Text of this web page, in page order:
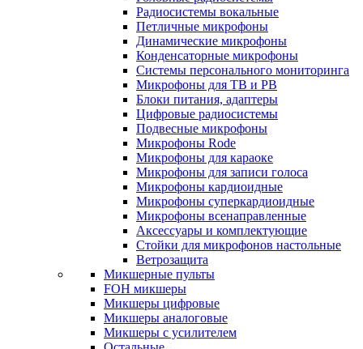
Радиосистемы вокальные
Петличные микрофоны
Динамические микрофоны
Конденсаторные микрофоны
Системы персонального мониторинга
Микрофоны для ТВ и РВ
Блоки питания, адаптеры
Цифровые радиосистемы
Подвесные микрофоны
Микрофоны Rode
Микрофоны для караоке
Микрофоны для записи голоса
Микрофоны кардиоидные
Микрофоны суперкардиоидные
Микрофоны всенаправленные
Аксессуары и комплектующие
Стойки для микрофонов настольные
Ветрозащита
Микшерные пульты
FOH микшеры
Микшеры цифровые
Микшеры аналоговые
Микшеры с усилителем